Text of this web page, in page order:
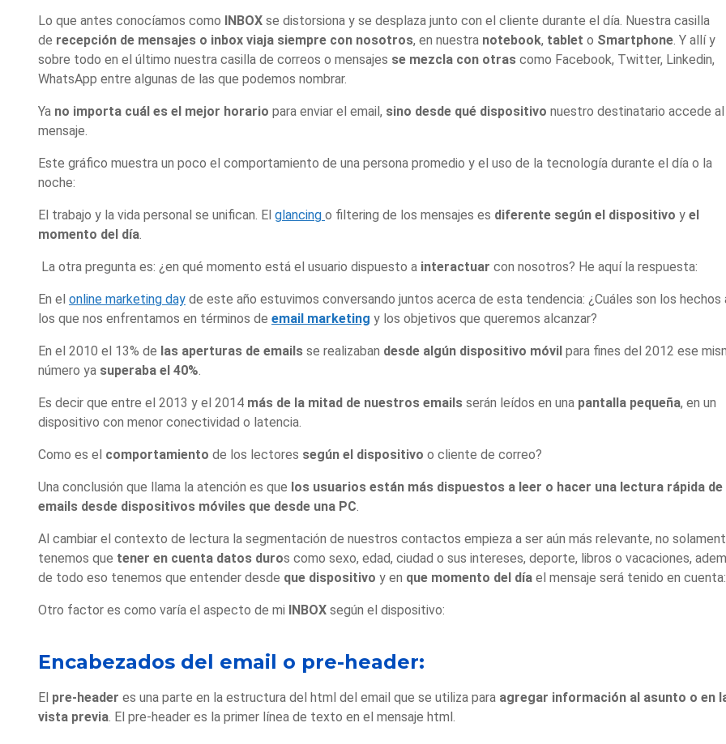
Lo que antes conocíamos como INBOX se distorsiona y se desplaza junto con el cliente durante el día. Nuestra casilla
de recepción de mensajes o inbox viaja siempre con nosotros, en nuestra notebook, tablet o Smartphone. Y allí y
sobre todo en el último nuestra casilla de correos o mensajes se mezcla con otras como Facebook, Twitter, Linkedin,
WhatsApp entre algunas de las que podemos nombrar.
Ya no importa cuál es el mejor horario para enviar el email, sino desde qué dispositivo nuestro destinatario accede al
mensaje.
Este gráfico muestra un poco el comportamiento de una persona promedio y el uso de la tecnología durante el día o la
noche:
El trabajo y la vida personal se unifican. El glancing o filtering de los mensajes es diferente según el dispositivo y el
momento del día.
La otra pregunta es: ¿en qué momento está el usuario dispuesto a interactuar con nosotros? He aquí la respuesta:
En el online marketing day de este año estuvimos conversando juntos acerca de esta tendencia: ¿Cuáles son los hechos
los que nos enfrentamos en términos de email marketing y los objetivos que queremos alcanzar?
En el 2010 el 13% de las aperturas de emails se realizaban desde algún dispositivo móvil para fines del 2012 ese
número ya superaba el 40%.
Es decir que entre el 2013 y el 2014 más de la mitad de nuestros emails serán leídos en una pantalla pequeña, en un
dispositivo con menor conectividad o latencia.
Como es el comportamiento de los lectores según el dispositivo o cliente de correo?
Una conclusión que llama la atención es que los usuarios están más dispuestos a leer o hacer una lectura rápida
emails desde dispositivos móviles que desde una PC.
Al cambiar el contexto de lectura la segmentación de nuestros contactos empieza a ser aún más relevante, no
tenemos que tener en cuenta datos duros como sexo, edad, ciudad o sus intereses, deporte, libros o vacaciones,
de todo eso tenemos que entender desde que dispositivo y en que momento del día el mensaje será tenido en cuenta:
Otro factor es como varía el aspecto de mi INBOX según el dispositivo:
Encabezados del email o pre-header:
El pre-header es una parte en la estructura del html del email que se utiliza para agregar información al asunto o en
vista previa. El pre-header es la primer línea de texto en el mensaje html.